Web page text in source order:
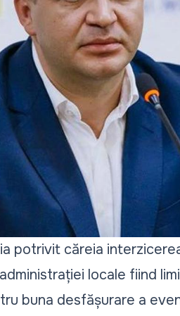
potrivit căreia
locale fiind
buna desfășurare a